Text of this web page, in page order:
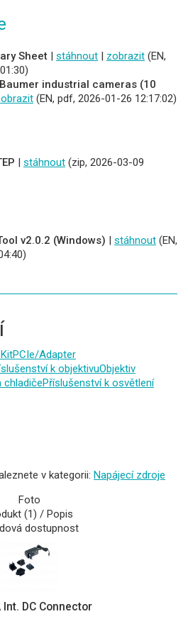
Sheet | stáhnout | zobrazit (EN,
industrial cameras (10
(EN, pdf, 2026-01-26 12:17:02)
| stáhnout (zip, 2026-03-09
v2.0.2 (Windows) | stáhnout (EN,
PCIe/Adapter
k objektivuObjektiv
chladičePříslušenství k osvětlení
v kategorii: Napájecí zdroje
Foto
(1) / Popis
dostupnost
DC Connector